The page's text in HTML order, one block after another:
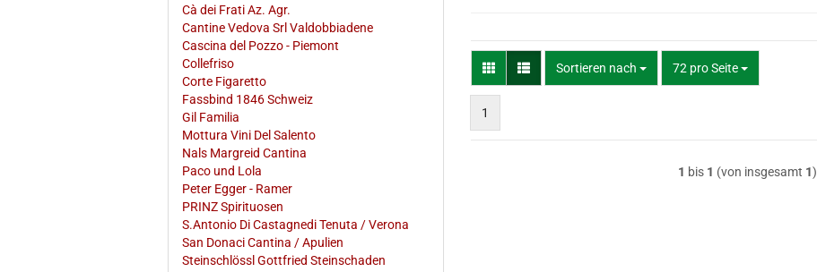
Sortieren nach
Sortieren nach 72 pro Seite
pro Seite
1
1 bis 1 (von insgesamt 1)
Cà dei Frati Az. Agr.
Cantine Vedova Srl Valdobbiadene
Cascina del Pozzo - Piemont
Collefriso
Corte Figaretto
Fassbind 1846 Schweiz
Gil Familia
Mottura Vini Del Salento
Nals Margreid Cantina
Paco und Lola
Peter Egger - Ramer
PRINZ Spirituosen
S.Antonio Di Castagnedi Tenuta / Verona
San Donaci Cantina / Apulien
Steinschlössl Gottfried Steinschaden